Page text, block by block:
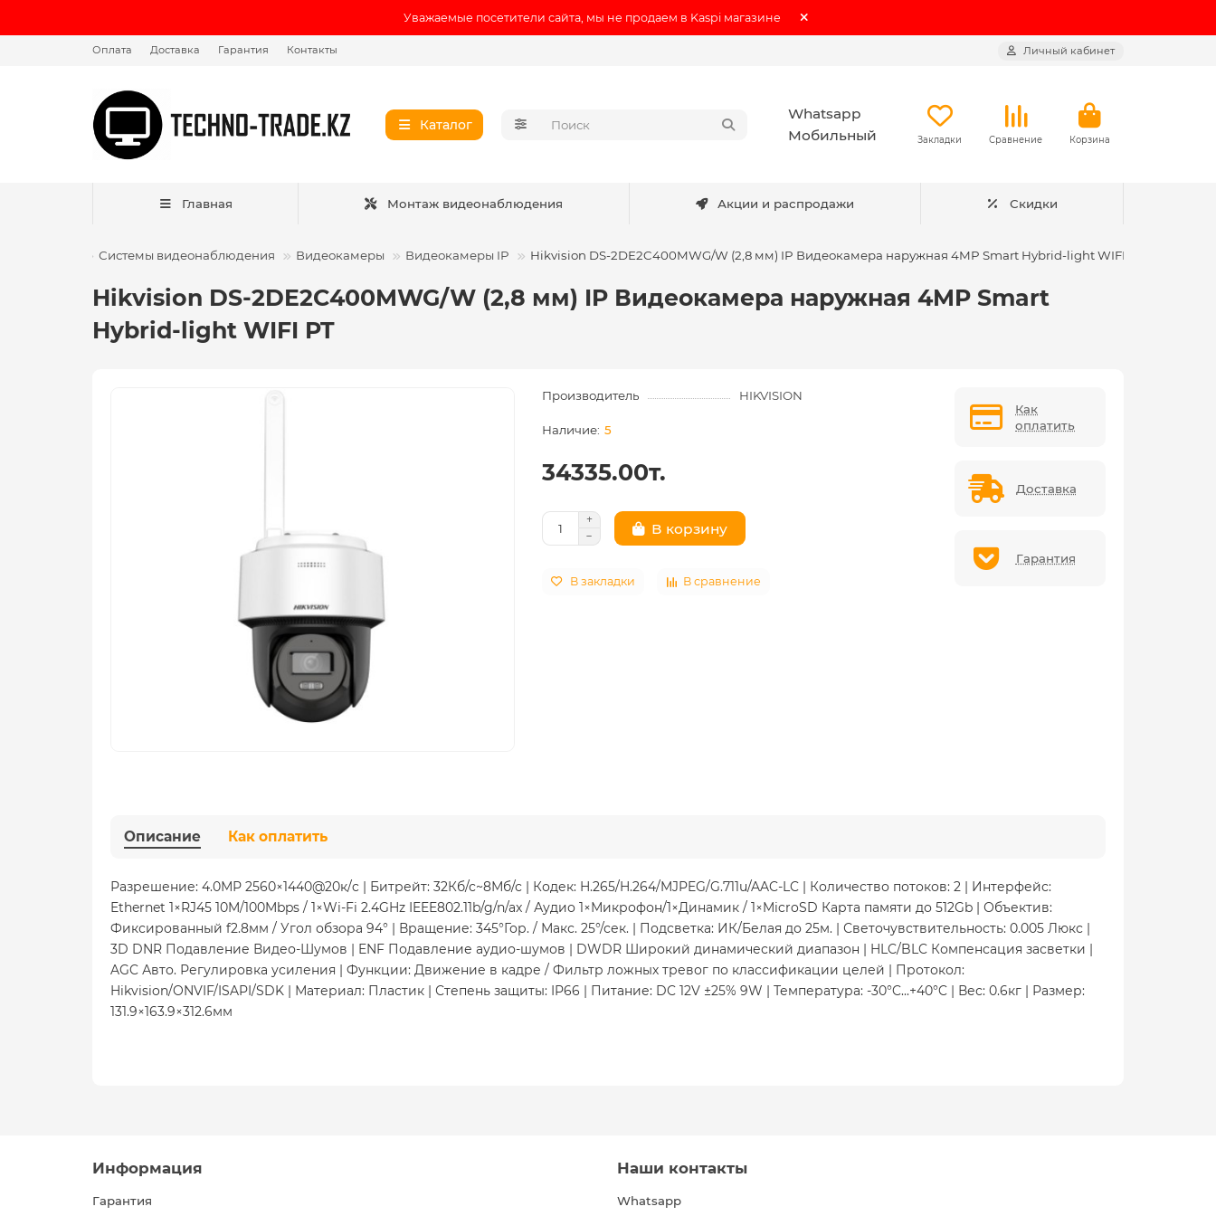
Уважаемые посетители сайта, мы не продаем в Kaspi магазине
Оплата Доставка Гарантия Контакты Личный кабинет
Каталог
Whatsapp
Мобильный
Закладки Сравнение Корзина
Главная Монтаж видеонаблюдения Акции и распродажи Скидки
Системы видеонаблюдения Видеокамеры Видеокамеры IP Hikvision DS-2DE2C400MWG/W (2,8 мм) IP Видеокамера наружная 4MP Smart Hybrid-light WIFI PT
Hikvision DS-2DE2C400MWG/W (2,8 мм) IP Видеокамера наружная 4MP Smart
Hybrid-light WIFI PT
Производитель HIKVISION
5
34335.00т.
В корзину
В закладки В сравнение
Как
оплатить
Доставка
Гарантия
Описание Как оплатить
Разрешение: 4.0МР 2560×1440@20к/c | Битрейт: 32Кб/с~8Мб/с | Кодек: H.265/H.264/MJPEG/G.711u/AAC-LC | Количество потоков: 2 | Интерфейс:
Ethernet 1×RJ45 10M/100Mbps / 1×Wi-Fi 2.4GHz IEEE802.11b/g/n/ax / Аудио 1×Микрофон/1×Динамик / 1×MicroSD Карта памяти до 512Gb | Объектив:
Фиксированный f2.8мм / Угол обзора 94° | Вращение: 345°Гор. / Макс. 25°/сек. | Подсветка: ИК/Белая до 25м. | Светочувствительность: 0.005 Люкс |
3D DNR Подавление Видео-Шумов | ENF Подавление аудио-шумов | DWDR Широкий динамический диапазон | HLC/BLC Компенсация засветки |
AGC Авто. Регулировка усиления | Функции: Движение в кадре / Фильтр ложных тревог по классификации целей | Протокол:
Hikvision/ONVIF/ISAPI/SDK | Материал: Пластик | Степень защиты: IP66 | Питание: DC 12V ±25% 9W | Температура: -30°C...+40°C | Вес: 0.6кг | Размер:
131.9×163.9×312.6мм
Информация
Гарантия
Наши контакты
Whatsapp